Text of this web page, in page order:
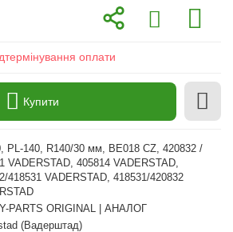
оплати
Купити
PL-140, R140/30 мм, BE018 CZ, 420832 /
VADERSTAD, 405814 VADERSTAD,
418531 VADERSTAD, 418531/420832
PARTS ORIGINAL | АНАЛОГ
(Вадерштад)